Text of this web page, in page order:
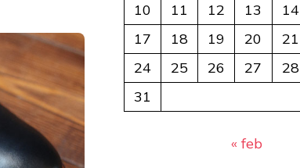
10
11 12 13 14
17
18 19 20 21
24
25 26 27 28
31
« feb